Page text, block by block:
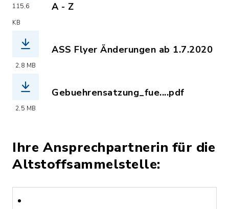
115,6
KB
A - Z
2,8 MB
ASS Flyer Änderungen ab 1.7.2020
2,5 MB
Gebuehrensatzung_fue....pdf
Ihre Ansprechpartnerin für die
Altstoffsammelstelle: